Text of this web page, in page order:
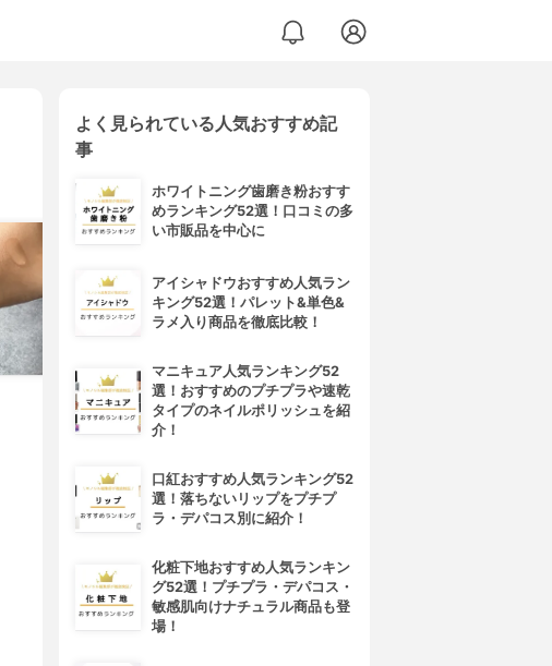
よく見られている人気おすすめ記
事
ホワイトニング歯磨き粉おすす
めランキング52選！口コミの多
い市販品を中心に
アイシャドウおすすめ人気ラン
キング52選！パレット&単色&
ラメ入り商品を徹底比較！
マニキュア人気ランキング52
選！おすすめのプチプラや速乾
タイプのネイルポリッシュを紹
介！
口紅おすすめ人気ランキング52
選！落ちないリップをプチプ
ラ・デパコス別に紹介！
化粧下地おすすめ人気ランキン
グ52選！プチプラ・デパコス・
敏感肌向けナチュラル商品も登
場！